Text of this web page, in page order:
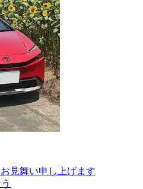
見舞い申し上げます